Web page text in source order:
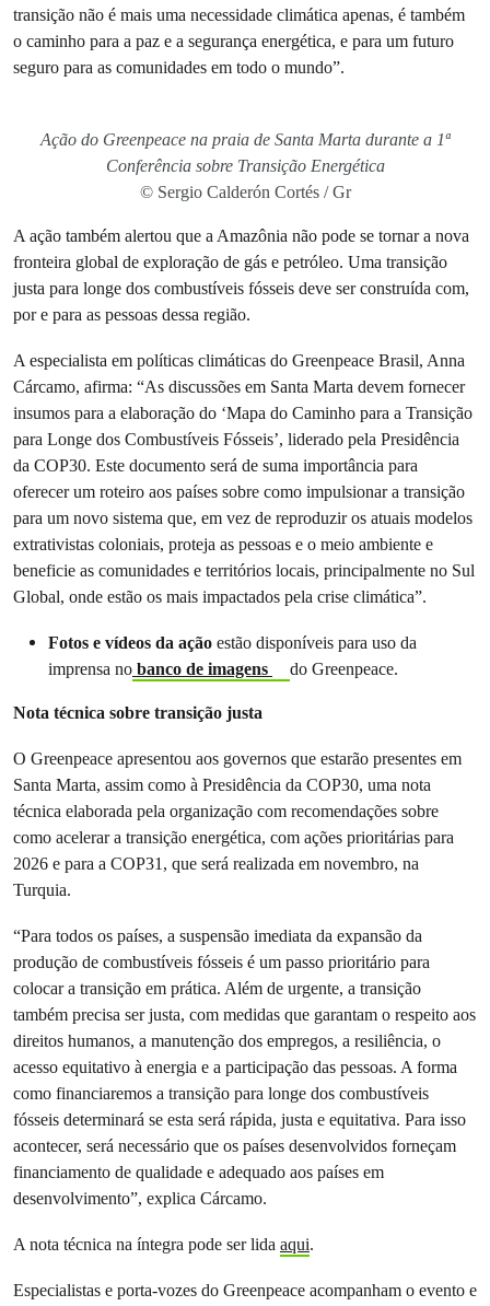
transição não é mais uma necessidade climática apenas, é também
o caminho para a paz e a segurança energética, e para um futuro
seguro para as comunidades em todo o mundo”.
Ação do Greenpeace na praia de Santa Marta durante a 1ª
Conferência sobre Transição Energética
© Sergio Calderón Cortés / Gr
A ação também alertou que a Amazônia não pode se tornar a nova
fronteira global de exploração de gás e petróleo. Uma transição
justa para longe dos combustíveis fósseis deve ser construída com,
por e para as pessoas dessa região.
A especialista em políticas climáticas do Greenpeace Brasil, Anna
Cárcamo, afirma: “As discussões em Santa Marta devem fornecer
insumos para a elaboração do ‘Mapa do Caminho para a Transição
para Longe dos Combustíveis Fósseis’, liderado pela Presidência
da COP30. Este documento será de suma importância para
oferecer um roteiro aos países sobre como impulsionar a transição
para um novo sistema que, em vez de reproduzir os atuais modelos
extrativistas coloniais, proteja as pessoas e o meio ambiente e
beneficie as comunidades e territórios locais, principalmente no Sul
Global, onde estão os mais impactados pela crise climática”.
Fotos e vídeos da ação estão disponíveis para uso da
imprensa no banco de imagens do Greenpeace.
Nota técnica sobre transição justa
O Greenpeace apresentou aos governos que estarão presentes em
Santa Marta, assim como à Presidência da COP30, uma nota
técnica elaborada pela organização com recomendações sobre
como acelerar a transição energética, com ações prioritárias para
2026 e para a COP31, que será realizada em novembro, na
Turquia.
“Para todos os países, a suspensão imediata da expansão da
produção de combustíveis fósseis é um passo prioritário para
colocar a transição em prática. Além de urgente, a transição
também precisa ser justa, com medidas que garantam o respeito aos
direitos humanos, a manutenção dos empregos, a resiliência, o
acesso equitativo à energia e a participação das pessoas. A forma
como financiaremos a transição para longe dos combustíveis
fósseis determinará se esta será rápida, justa e equitativa. Para isso
acontecer, será necessário que os países desenvolvidos forneçam
financiamento de qualidade e adequado aos países em
desenvolvimento”, explica Cárcamo.
A nota técnica na íntegra pode ser lida aqui.
Especialistas e porta-vozes do Greenpeace acompanham o evento e